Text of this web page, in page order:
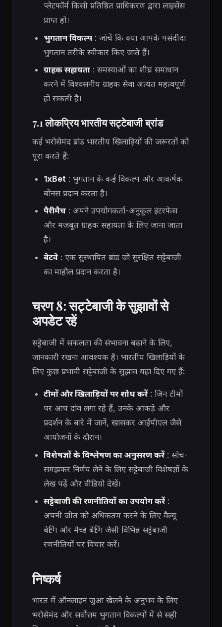
प्लेटफॉर्म किसी प्रतिष्ठित प्राधिकरण द्वारा लाइसेंस
प्राप्त हो।
भुगतान विकल्प: जांचें कि क्या आपके पसंदीदा
भुगतान तरीके स्वीकार किए जाते हैं।
ग्राहक सहायता: समस्याओं का शीघ्र समाधान
करने में विश्वसनीय ग्राहक सेवा अत्यंत महत्वपूर्ण
हो सकती है।
7.1 लोकप्रिय भारतीय सट्टेबाजी ब्रांड
कई भरोसेमंद ब्रांड भारतीय खिलाड़ियों की जरूरतों को
पूरा करते हैं:
1xBet : भुगतान के कई विकल्प और आकर्षक
बोनस प्रदान करता है।
पैरीमैच: अपने उपयोगकर्ता-अनुकूल इंटरफेस
और मजबूत ग्राहक सहायता के लिए जाना जाता
है।
बेटवे: एक सुस्थापित ब्रांड जो सुरक्षित सट्टेबाजी
का माहौल प्रदान करता है।
चरण 8: सट्टेबाजी के सुझावों से
अपडेट रहें
सट्टेबाजी में सफलता की संभावना बढ़ाने के लिए,
जानकारी रखना आवश्यक है। भारतीय खिलाड़ियों के
लिए कुछ प्रभावी सट्टेबाजी के सुझाव यहां दिए गए हैं:
टीमों और खिलाड़ियों पर शोध करें: जिन टीमों
पर आप दांव लगा रहे हैं, उनके आंकड़े और
प्रदर्शन के बारे में जानें, खासकर आईपीएल जैसे
आयोजनों के दौरान।
विशेषज्ञों के विश्लेषण का अनुसरण करें: सोच-
समझकर निर्णय लेने के लिए सट्टेबाजी विशेषज्ञों के
लेख पढ़ें और वीडियो देखें।
सट्टेबाजी की रणनीतियों का उपयोग करें:
अपनी जीत को अधिकतम करने के लिए वैल्यू
बेटिंग और मैच्ड बेटिंग जैसी विभिन्न सट्टेबाजी
रणनीतियों पर विचार करें।
निष्कर्ष
भारत में ऑनलाइन जुआ खेलने के अनुभव के लिए
भरोसेमंद और सर्वोत्तम भुगतान विकल्पों में से सही